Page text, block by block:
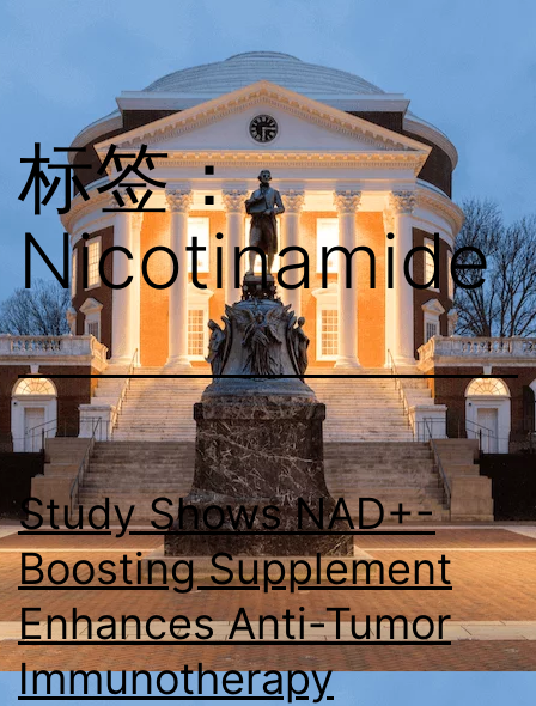
标签：
Nicotinamide
Study Shows NAD+-
Boosting Supplement
Enhances Anti-Tumor
Immunotherapy